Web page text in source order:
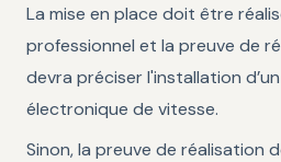
La mise en place doit être
professionnel et la preuve de
devra préciser l'installation
électronique de vitesse.
Sinon, la preuve de réalisation